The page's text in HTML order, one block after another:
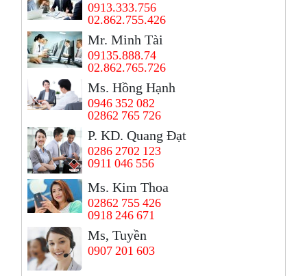
0913.333.756
02.862.755.426
Mr. Minh Tài
09135.888.74
02.862.765.726
Ms. Hồng Hạnh
0946 352 082
02862 765 726
P. KD. Quang Đạt
0286 2702 123
0911 046 556
Ms. Kim Thoa
02862 755 426
0918 246 671
Ms, Tuyền
0907 201 603